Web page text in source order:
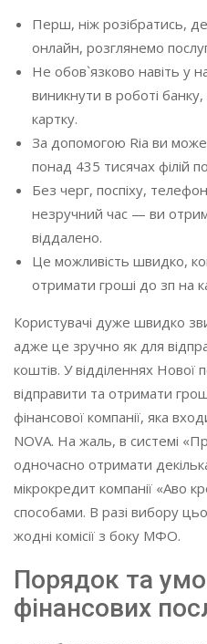
Перш, ніж розібратись,
онлайн, розглянемо
Не обов`язково навіть у
виникнути в роботі
картку.
За допомогою Ria ви
понад 435 тисячах філій
Без черг, поспіху,
незручний час — ви
віддалено.
Це можливість швидко,
отримати гроші до зп на
Користувачі дуже швидко
адже це зручно як для
коштів. У відділеннях Нової
відправити та отримати
фінансової компанії, яка
NOVA. На жаль, в системі
одночасно отримати
мікрокредит компанії «Аво
способами. В разі вибору
жодні комісії з боку МФО.
Порядок та
фінансових